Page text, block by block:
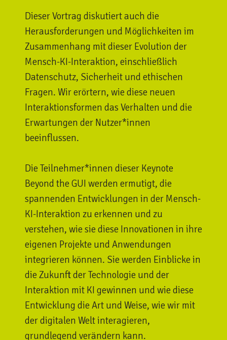
Dieser Vortrag diskutiert auch die
Herausforderungen und Möglichkeiten im
Zusammenhang mit dieser Evolution der
Mensch-KI-Interaktion, einschließlich
Datenschutz, Sicherheit und ethischen
Fragen. Wir erörtern, wie diese neuen
Interaktionsformen das Verhalten und die
Erwartungen der Nutzer*innen
beeinflussen.
Die Teilnehmer*innen dieser Keynote
Beyond the GUI werden ermutigt, die
spannenden Entwicklungen in der Mensch-
KI-Interaktion zu erkennen und zu
verstehen, wie sie diese Innovationen in ihre
eigenen Projekte und Anwendungen
integrieren können. Sie werden Einblicke in
die Zukunft der Technologie und der
Interaktion mit KI gewinnen und wie diese
Entwicklung die Art und Weise, wie wir mit
der digitalen Welt interagieren,
grundlegend verändern kann.